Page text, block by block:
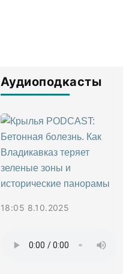
Аудиоподкасты
18:05 8.10.2025